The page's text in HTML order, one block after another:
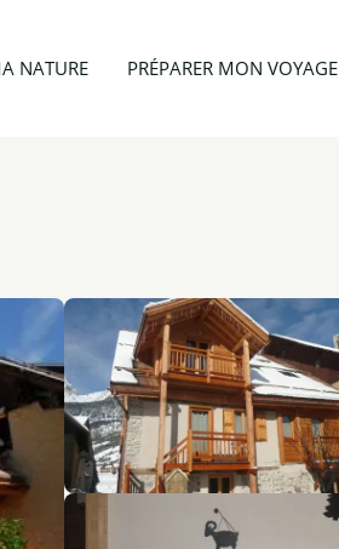
NATURE PRÉPARER MON VOYAGE